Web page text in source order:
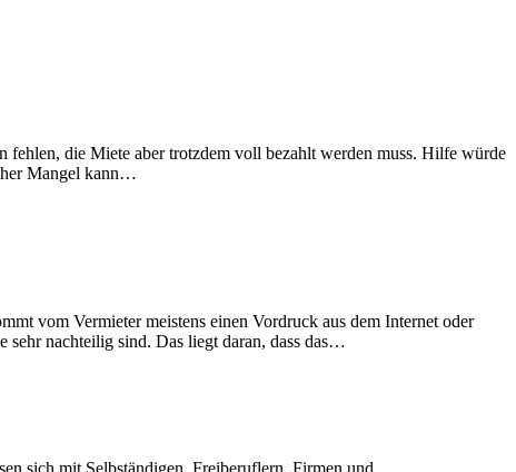
fehlen, die Miete aber trotzdem voll bezahlt werden muss. Hilfe würde
Mangel kann…
vom Vermieter meistens einen Vordruck aus dem Internet oder
sehr nachteilig sind. Das liegt daran, dass das…